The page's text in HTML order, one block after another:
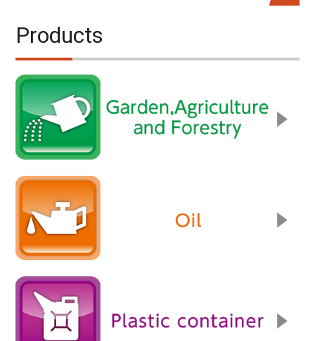
Products